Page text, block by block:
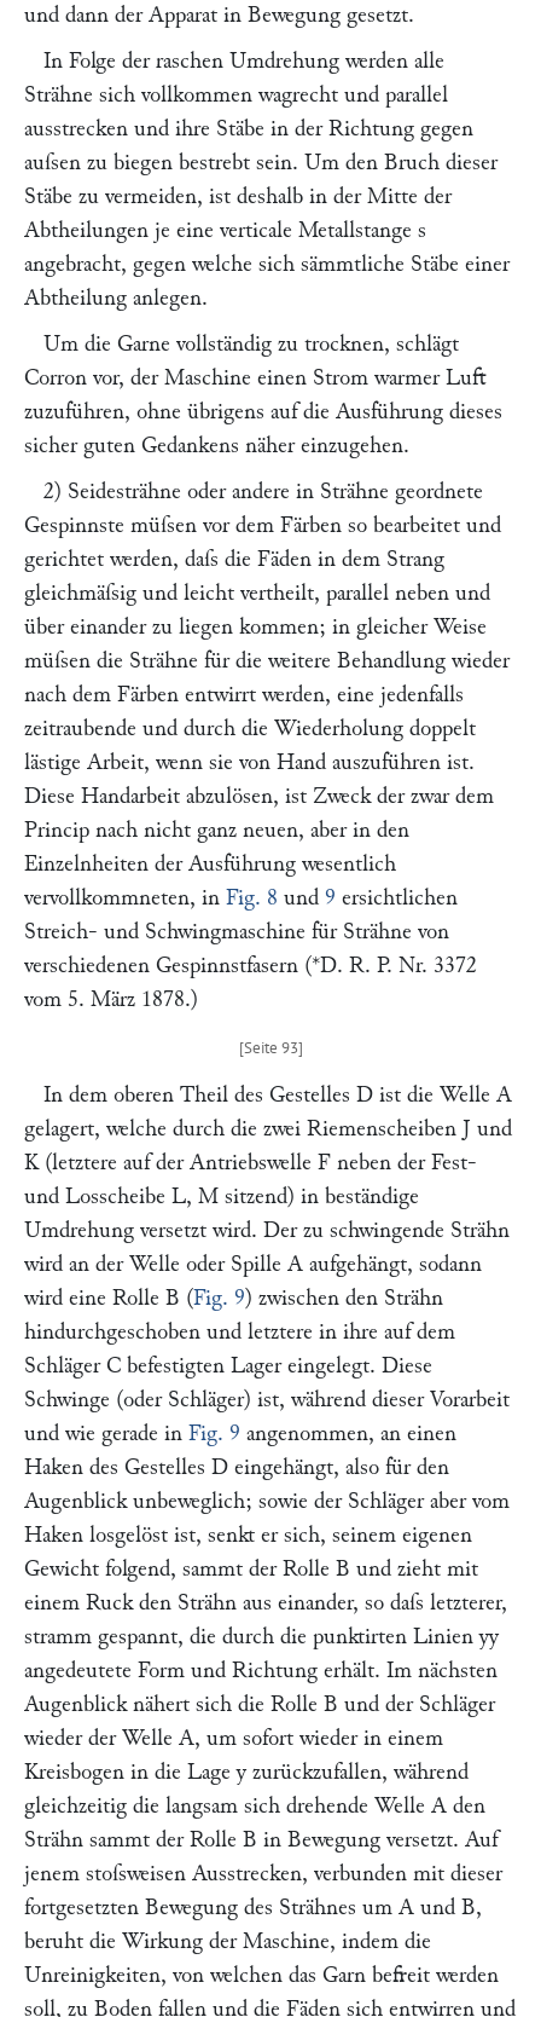
und dann der Apparat in Bewegung gesetzt.
In Folge der raschen Umdrehung werden alle
Strähne sich vollkommen wagrecht und parallel
ausstrecken und ihre Stäbe in der Richtung gegen
auſsen zu biegen bestrebt sein. Um den Bruch dieser
Stäbe zu vermeiden, ist deshalb in der Mitte der
Abtheilungen je eine verticale Metallstange s
angebracht, gegen welche sich sämmtliche Stäbe einer
Abtheilung anlegen.
Um die Garne vollständig zu trocknen, schlägt
Corron vor, der Maschine einen Strom warmer Luft
zuzuführen, ohne übrigens auf die Ausführung dieses
sicher guten Gedankens näher einzugehen.
2) Seidesträhne oder andere in Strähne geordnete
Gespinnste müſsen vor dem Färben so bearbeitet und
gerichtet werden, daſs die Fäden in dem Strang
gleichmäſsig und leicht vertheilt, parallel neben und
über einander zu liegen kommen; in gleicher Weise
müſsen die Strähne für die weitere Behandlung wieder
nach dem Färben entwirrt werden, eine jedenfalls
zeitraubende und durch die Wiederholung doppelt
lästige Arbeit, wenn sie von Hand auszuführen ist.
Diese Handarbeit abzulösen, ist Zweck der zwar dem
Princip nach nicht ganz neuen, aber in den
Einzelnheiten der Ausführung wesentlich
vervollkommneten, in Fig. 8 und 9 ersichtlichen
Streich- und Schwingmaschine für Strähne von
verschiedenen Gespinnstfasern (*D. R. P. Nr. 3372
vom 5. März 1878.)
In dem oberen Theil des Gestelles D ist die Welle A
gelagert, welche durch die zwei Riemenscheiben J und
K(letztere auf der Antriebswelle F neben der Fest-
und Losscheibe L, M sitzend) in beständige
Umdrehung versetzt wird. Der zu schwingende Strähn
wird an der Welle oder Spille A aufgehängt, sodann
wird eine Rolle B (Fig. 9) zwischen den Strähn
hindurchgeschoben und letztere in ihre auf dem
Schläger C befestigten Lager eingelegt. Diese
Schwinge (oder Schläger) ist, während dieser Vorarbeit
und wie gerade in Fig. 9 angenommen, an einen
Haken des Gestelles D eingehängt, also für den
Augenblick unbeweglich; sowie der Schläger aber vom
Haken losgelöst ist, senkt er sich, seinem eigenen
Gewicht folgend, sammt der Rolle B und zieht mit
einem Ruck den Strähn aus einander, so daſs letzterer,
stramm gespannt, die durch die punktirten Linienyy
angedeutete Form und Richtung erhält. Im nächsten
Augenblick nähert sich die Rolle B und der Schläger
wieder der Welle A, um sofort wieder in einem
Kreisbogen in die Lageyzurückzufallen, während
gleichzeitig die langsam sich drehende Welle A den
Strähn sammt der Rolle B in Bewegung versetzt. Auf
jenem stoſsweisen Ausstrecken, verbunden mit dieser
fortgesetzten Bewegung des Strähnes um A und B,
beruht die Wirkung der Maschine, indem die
Unreinigkeiten, von welchen das Garn befreit werden
soll, zu Boden fallen und die Fäden sich entwirren und